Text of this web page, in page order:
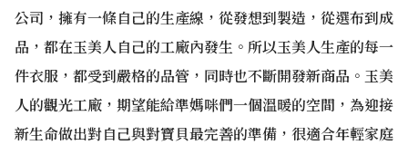
公司，擁有一條自己的生產線，從發想到製造，從選布到成
品，都在玉美人自己的工廠內發生。所以玉美人生產的每一
件衣服，都受到嚴格的品管，同時也不斷開發新商品。玉美
人的觀光工廠，期望能給準媽咪們一個溫暖的空間，為迎接
新生命做出對自己與對寶貝最完善的準備，很適合年輕家庭